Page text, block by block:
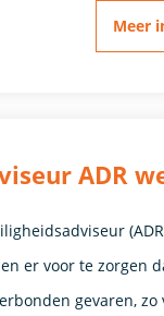
Meer
ADR
er voor te zorgen
gevaren,